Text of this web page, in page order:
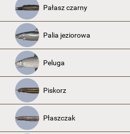
Pałasz czarny
Palia jeziorowa
Peluga
Piskorz
Płaszczak